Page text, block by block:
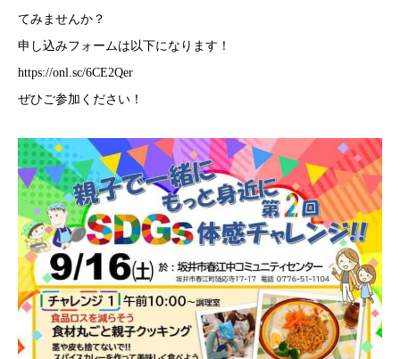
てみませんか？
申し込みフォームは以下になります！
https://onl.sc/6CE2Qer
ぜひご参加ください！